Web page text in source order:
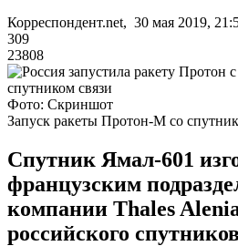
Корреспондент.net, 30 мая 2019,
309
23808
Фото: Скриншот
Запуск ракеты Протон-М со
Спутник Ямал-601
французским
компании Thales
российского